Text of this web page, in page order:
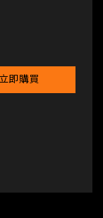
立即購買